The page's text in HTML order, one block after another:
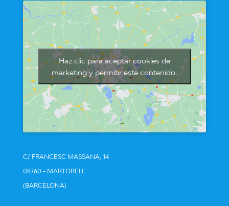
Haz clic para aceptar cookies de
marketing y permitir este contenido.
C/ FRANCESC MASSANA, 14
08760 - MARTORELL
(BARCELONA)